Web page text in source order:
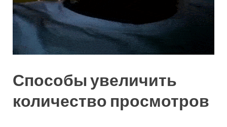
Способы увеличить
количество просмотров